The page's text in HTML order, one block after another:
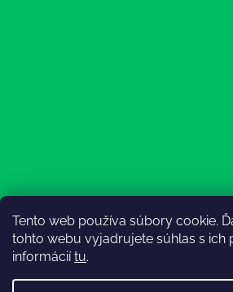
Tento web používa súbory cookie.
tohto webu vyjadrujete súhlas s ich
informáciítu.
Sledovať na Instagrame